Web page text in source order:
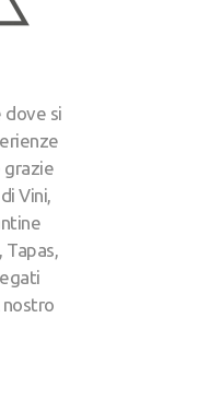
dove si
grazie
Vini,
Tapas,
nostro